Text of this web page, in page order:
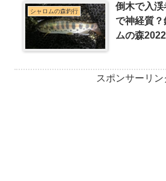
シャロムの森釣行
倒木で入
で神経質？
ムの森2022
スポンサーリン